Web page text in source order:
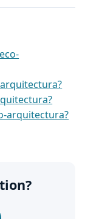
arquitectura?